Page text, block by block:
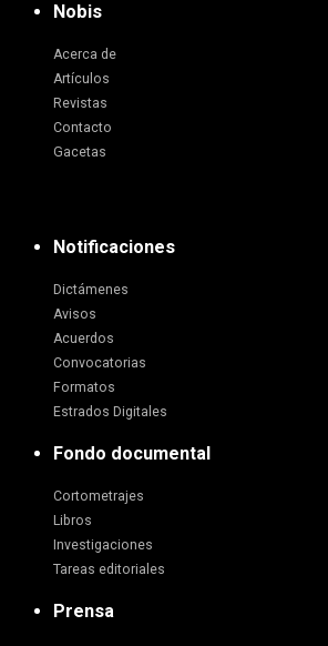
Nobis
Acerca de
Artículos
Revistas
Contacto
Gacetas
Notificaciones
Dictámenes
Avisos
Acuerdos
Convocatorias
Formatos
Estrados Digitales
Fondo documental
Cortometrajes
Libros
Investigaciones
Tareas editoriales
Prensa